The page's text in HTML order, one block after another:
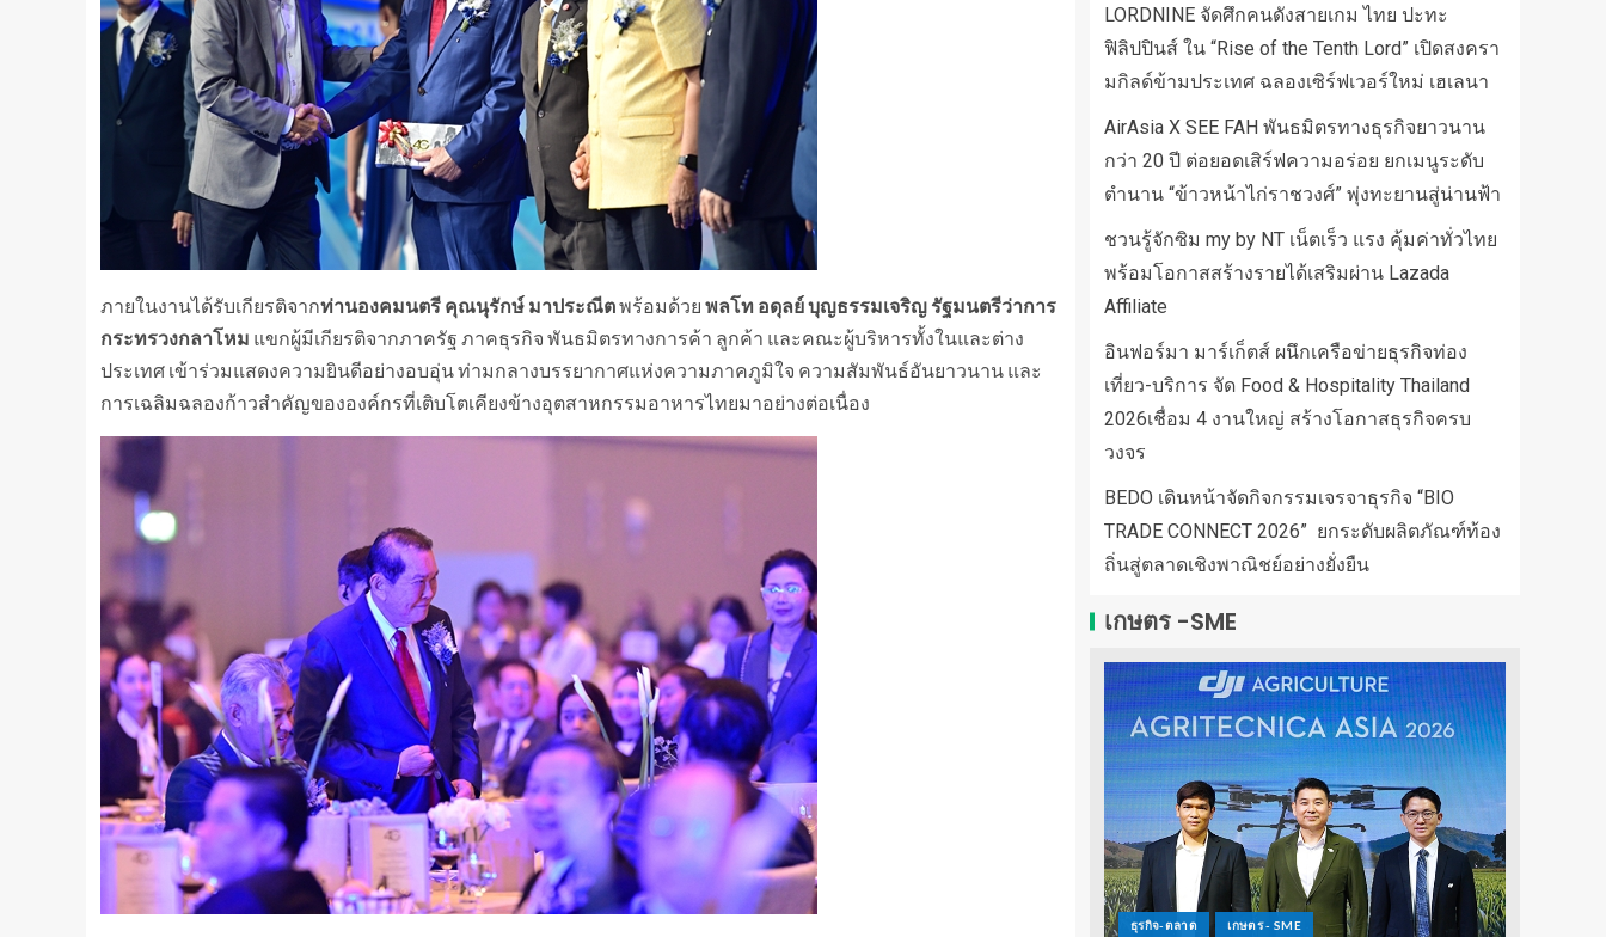
ภายในงานได้รับเกียรติจากท่านองคมนตรี คุณนุรักษ์ มาประณีตพร้อมด้วย พลโท อดุลย์ บุญธรรมเจริญ รัฐมนตรีว่าการ
กระทรวงกลาโหม แขกผู้มีเกียรติจากภาครัฐ ภาคธุรกิจ พันธมิตรทางการค้า ลูกค้า และคณะผู้บริหารทั้งในและต่าง
ประเทศ เข้าร่วมแสดงความยินดีอย่างอบอุ่น ท่ามกลางบรรยากาศแห่งความภาคภูมิใจ ความสัมพันธ์อันยาวนาน และ
การเฉลิมฉลองก้าวสำคัญขององค์กรที่เติบโตเคียงข้างอุตสาหกรรมอาหารไทยมาอย่างต่อเนื่อง
LORDNINE จัดศึกคนดังสายเกม ไทย ปะทะ
ฟิลิปปินส์ ใน “Rise of the Tenth Lord” เปิดสงครา
มกิลด์ข้ามประเทศ ฉลองเซิร์ฟเวอร์ใหม่ เฮเลนา
AirAsia X SEE FAH พันธมิตรทางธุรกิจยาวนาน
กว่า 20 ปี ต่อยอดเสิร์ฟความอร่อย ยกเมนูระดับ
ตำนาน “ข้าวหน้าไก่ราชวงศ์” พุ่งทะยานสู่น่านฟ้า
ชวนรู้จักซิม my by NT เน็ตเร็ว แรง คุ้มค่าทั่วไทย
พร้อมโอกาสสร้างรายได้เสริมผ่าน Lazada
Affiliate
อินฟอร์มา มาร์เก็ตส์ ผนึกเครือข่ายธุรกิจท่อง
เที่ยว-บริการ จัด Food & Hospitality Thailand
2026เชื่อม 4 งานใหญ่ สร้างโอกาสธุรกิจครบ
วงจร
BEDO เดินหน้าจัดกิจกรรมเจรจาธุรกิจ “BIO
TRADE CONNECT 2026” ยกระดับผลิตภัณฑ์ท้อง
ถิ่นสู่ตลาดเชิงพาณิชย์อย่างยั่งยืน
เกษตร -SME
ธุรกิจ-ตลาด เกษตร - SME